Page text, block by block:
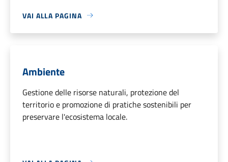
VAI ALLA PAGINA
Ambiente
Gestione delle risorse naturali, protezione del
territorio e promozione di pratiche sostenibili per
preservare l'ecosistema locale.